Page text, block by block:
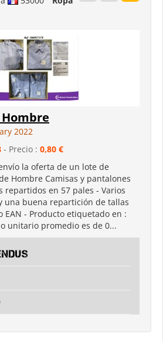
2022
- Precio : 0,80 €
la oferta de un lote de
Hombre Camisas y pantalones
repartidos en 57 pales - Varios
una buena repartición de tallas
EAN - Producto etiquetado en :
unitario promedio es de 0...